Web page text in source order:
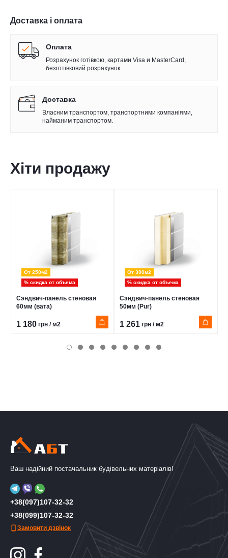
Доставка і оплата
Оплата
Розрахунок готівкою, картами Visa и MasterCard,
безготівковий розрахунок.
Доставка
Власним транспортом, транспортними компаніями,
найманим транспортом.
Хіти продажу
От 250м2
% скидка от объема
Сэндвич-панель стеновая
60мм (вата)
1 180 грн / м2
От 300м2
% скидка от объема
Сэндвич-панель стеновая
50мм (Pur)
1 261 грн / м2
Ваш надійний постачальник будівельних матеріалів!
+38(097)107-32-32
+38(099)107-32-32
Замовити дзвінок